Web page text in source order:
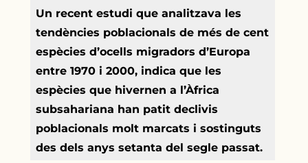
Un recent estudi que analitzava les
tendències poblacionals de més de cent
espècies d’ocells migradors d’Europa
entre 1970 i 2000, indica que les
espècies que hivernen a l’Àfrica
subsahariana han patit declivis
poblacionals molt marcats i sostinguts
des dels anys setanta del segle passat.